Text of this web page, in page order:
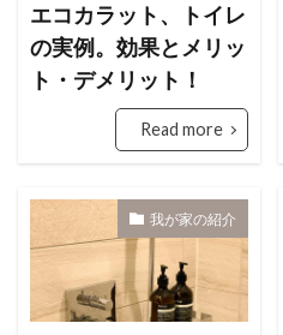
エコカラット、トイレ
の実例。効果とメリッ
ト・デメリット！
Read more
我が家の紹介